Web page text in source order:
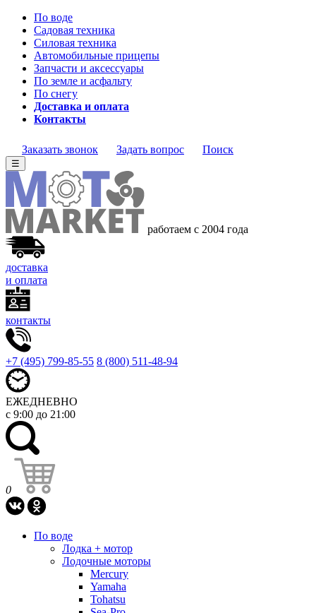
По воде
Садовая техника
Силовая техника
Автомобильные прицепы
Запчасти и аксессуары
По земле и асфальту
По снегу
Доставка и оплата
Контакты
Заказать звонок Задать вопрос Поиск
☰
работаем с 2004 года
доставка
и оплата
контакты
+7 (495) 799-85-55 8 (800) 511-48-94
ЕЖЕДНЕВНО
с 9:00 до 21:00
0
По воде
Лодка + мотор
Лодочные моторы
Mercury
Yamaha
Tohatsu